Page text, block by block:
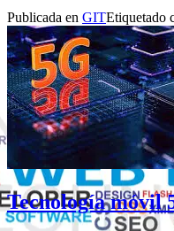
Publicada en GITEtiquetado
Tecnología móvil